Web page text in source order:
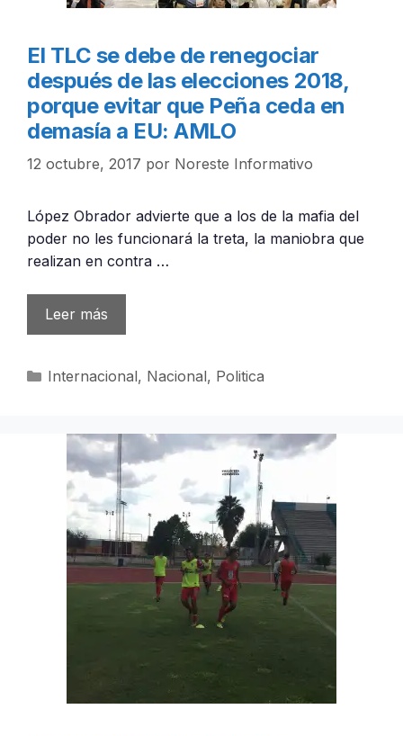
El TLC se debe de renegociar
después de las elecciones 2018,
porque evitar que Peña ceda en
demasía a EU: AMLO
12 octubre, 2017 por Noreste Informativo
López Obrador advierte que a los de la mafia del
poder no les funcionará la treta, la maniobra que
realizan en contra …
Leer más
Categorías
Internacional, Nacional, Politica